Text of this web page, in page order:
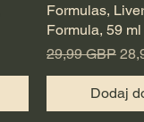
Formulas,
Formula, 59 ml
Regularna
29,99 GBP
Dodaj